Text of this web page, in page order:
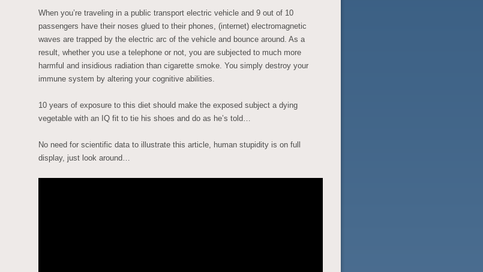
When you’re traveling in a public transport electric vehicle and 9 out of 10
passengers have their noses glued to their phones, (internet) electromagnetic
waves are trapped by the electric arc of the vehicle and bounce around. As a
result, whether you use a telephone or not, you are subjected to much more
harmful and insidious radiation than cigarette smoke. You simply destroy your
immune system by altering your cognitive abilities.
10 years of exposure to this diet should make the exposed subject a dying
vegetable with an IQ fit to tie his shoes and do as he’s told…
No need for scientific data to illustrate this article, human stupidity is on full
display, just look around…